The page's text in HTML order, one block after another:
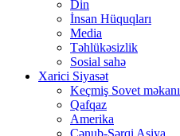
Din
İnsan Hüquqları
Media
Təhlükəsizlik
Sosial sahə
Xarici Siyasət
Keçmiş Sovet məkanı
Qafqaz
Amerika
Cənub-Şərqi Asiya